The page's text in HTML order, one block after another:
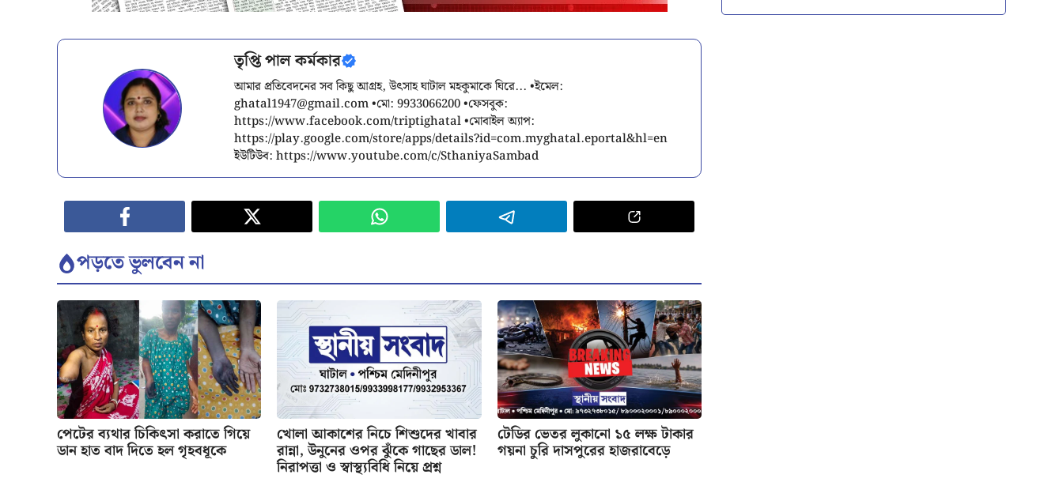
তৃপ্তি পাল কর্মকার
আমার প্রতিবেদনের সব কিছু আগ্রহ, উৎসাহ ঘাটাল মহকুমাকে ঘিরে... •ইমেল:
ghatal1947@gmail.com•মো: 9933066200 •ফেসবুক:
https://www.facebook.com/triptighatal •মোবাইল অ্যাপ:
https://play.google.com/store/apps/details?id=com.myghatal.eportal&hl=en
ইউটিউব: https://www.youtube.com/c/SthaniyaSambad
পড়তে ভুলবেন না
পেটের ব্যথার চিকিৎসা করাতে গিয়ে
ডান হাত বাদ দিতে হল গৃহবধূকে
খোলা আকাশের নিচে শিশুদের খাবার
রান্না, উনুনের ওপর ঝুঁকে গাছের ডাল!
নিরাপত্তা ও স্বাস্থ্যবিধি নিয়ে প্রশ্ন
টেডির ভেতর লুকানো ১৫ লক্ষ টাকার
গয়না চুরি দাসপুরের হাজরাবেড়ে